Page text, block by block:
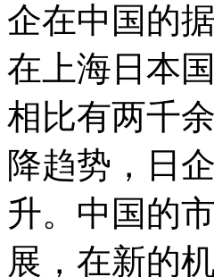
企在中国的
在上海日本
相比有两千
降趋势，日
升。中国的
展，在新的